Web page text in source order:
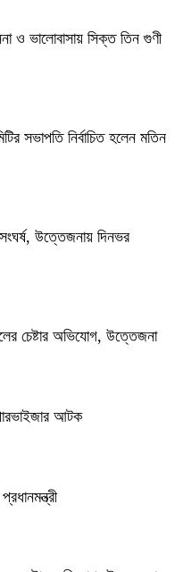
ও ভালোবাসায় সিক্ত তিন গুণী
সভাপতি নির্বাচিত হলেন মতিন
উত্তেজনায় দিনভর
চেষ্টার অভিযোগ, উত্তেজনা
আটক